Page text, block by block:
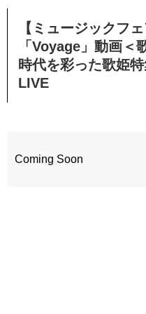
【ミュージックフ
「Voyage」動画＜
時代を彩った歌姫
LIVE
Coming Soon